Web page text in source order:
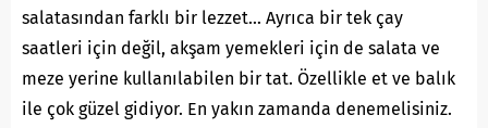
salatasından farklı bir lezzet… Ayrıca bir tek çay
saatleri için değil, akşam yemekleri için de salata ve
meze yerine kullanılabilen bir tat. Özellikle et ve balık
ile çok güzel gidiyor. En yakın zamanda denemelisiniz.